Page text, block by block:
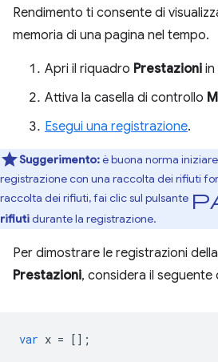
Rendimento ti consente di
memoria di una pagina nel tempo.
Apri il riquadro Prestazioni in
Attiva la casella di controllo
Esegui una registrazione.
Suggerimento:è buona norma
registrazione con una raccolta dei rifiuti
raccolta dei rifiuti, fai clic sul pulsante
rifiutidurante la registrazione.
Per dimostrare le registrazioni
Prestazioni, considera il seguente
var x = [];